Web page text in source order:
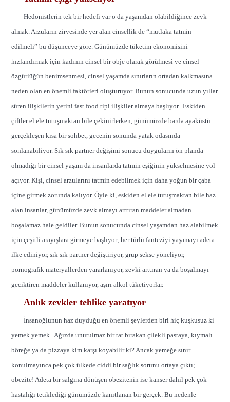
Hedonistlerin tek bir hedefi var o da yaşamdan olabildiğince zevk
almak. Arzuların zirvesinde yer alan cinsellik de “mutlaka tatmin
edilmeli” bu düşünceye göre. Günümüzde tüketim ekonomisini
hızlandırmak için kadının cinsel bir obje olarak görülmesi ve cinsel
özgürlüğün benimsenmesi, cinsel yaşamda sınırların ortadan kalkmasına
neden olan en önemli faktörleri oluşturuyor. Bunun sonucunda uzun yıllar
süren ilişkilerin yerini fast food tipi ilişkiler almaya başlıyor. Eskiden
çiftler el ele tutuşmaktan bile çekinirlerken, günümüzde barda ayaküstü
gerçekleşen kısa bir sohbet, gecenin sonunda yatak odasında
sonlanabiliyor. Sık sık partner değişimi sonucu duyguların ön planda
olmadığı bir cinsel yaşam da insanlarda tatmin eşiğinin yükselmesine yol
açıyor. Kişi, cinsel arzularını tatmin edebilmek için daha yoğun bir çaba
içine girmek zorunda kalıyor. Öyle ki, eskiden el ele tutuşmaktan bile haz
alan insanlar, günümüzde zevk almayı arttıran maddeler almadan
boşalamaz hale geldiler. Bunun sonucunda cinsel yaşamdan haz alabilmek
için çeşitli arayışlara girmeye başlıyor; her türlü fanteziyi yaşamayı adeta
ilke ediniyor, sık sık partner değiştiriyor, grup sekse yöneliyor,
pornografik materyallerden yararlanıyor, zevki arttıran ya da boşalmayı
geciktiren maddeler kullanıyor, aşırı alkol tüketiyorlar.
Anlık zevkler tehlike yaratıyor
İnsanoğlunun haz duyduğu en önemli şeylerden biri hiç kuşkusuz ki
yemek yemek. Ağızda unutulmaz bir tat bırakan çilekli pastaya, kıymalı
böreğe ya da pizzaya kim karşı koyabilir ki? Ancak yemeğe sınır
konulmayınca pek çok ülkede ciddi bir sağlık sorunu ortaya çıktı;
obezite! Adeta bir salgına dönüşen obezitenin ise kanser dahil pek çok
hastalığı tetiklediği günümüzde kanıtlanan bir gerçek. Bu nedenle